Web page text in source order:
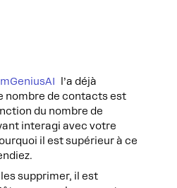
l’a déjà
nombre de contacts est
du nombre de
interagi avec votre
il est supérieur à ce
supprimer, il est